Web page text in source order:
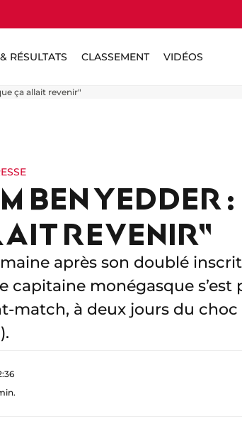
RÉSULTATS CLASSEMENT VIDÉOS
ça allait revenir"
BEN YEDDER
REVENIR"
après son doublé
capitaine monégasque
match, à deux jours du